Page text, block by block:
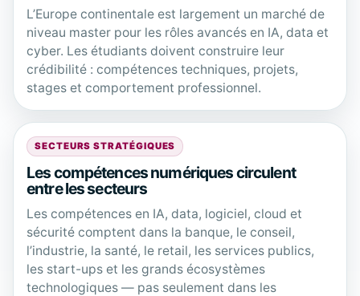
L’Europe continentale est largement un marché de
niveau master pour les rôles avancés en IA, data et
cyber. Les étudiants doivent construire leur
crédibilité : compétences techniques, projets,
stages et comportement professionnel.
SECTEURS STRATÉGIQUES
Les compétences numériques circulent
entre les secteurs
Les compétences en IA, data, logiciel, cloud et
sécurité comptent dans la banque, le conseil,
l’industrie, la santé, le retail, les services publics,
les start-ups et les grands écosystèmes
technologiques — pas seulement dans les